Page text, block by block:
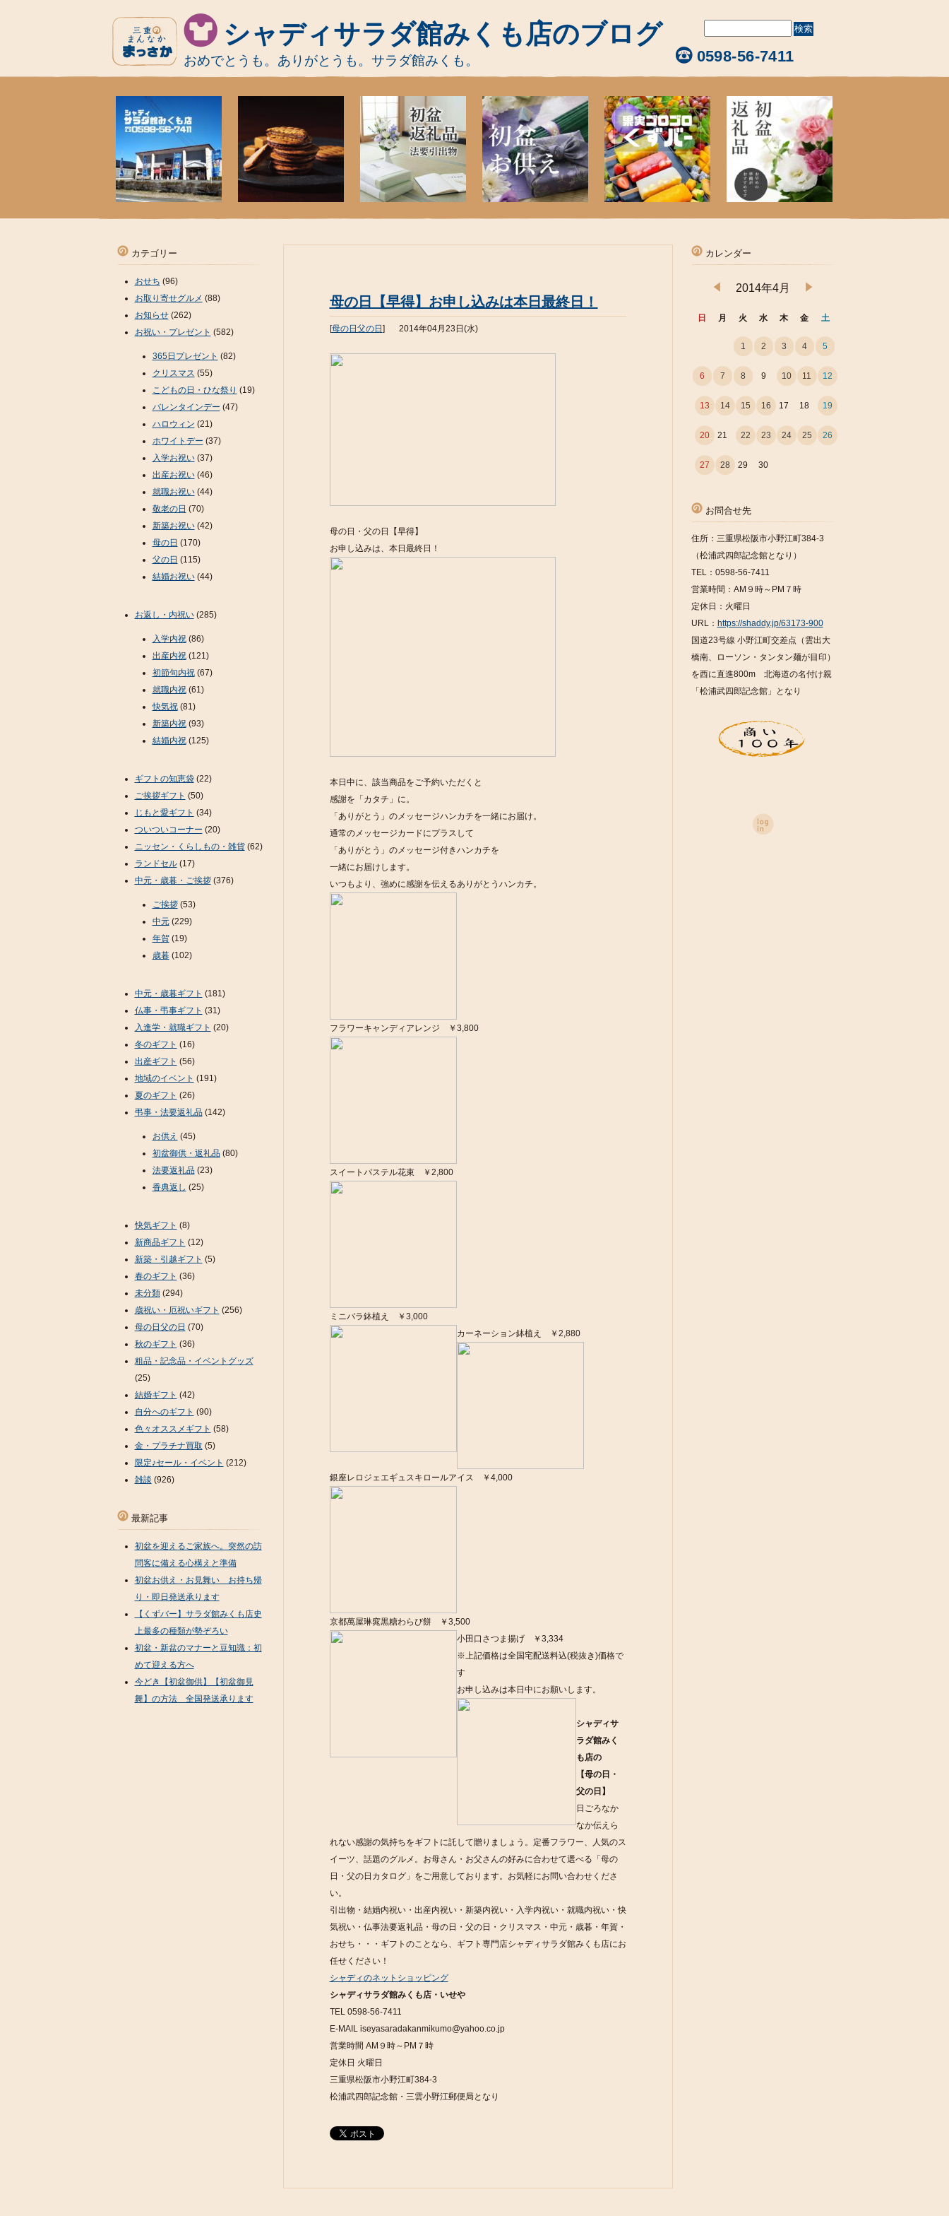
シャディサラダ館みくも店のブログ
おめでとうも。ありがとうも。サラダ館みくも。 0598-56-7411
母の日【早得】お申し込みは本日最終日！
[母の日父の日 ] 2014年04月23日(水)
母の日・父の日【早得】
お申し込みは、本日最終日！
本日中に、該当商品をご予約いただくと
感謝を「カタチ」に。
「ありがとう」のメッセージハンカチを一緒にお届け。
通常のメッセージカードにプラスして
「ありがとう」のメッセージ付きハンカチを
一緒にお届けします。
いつもより、強めに感謝を伝えるありがとうハンカチ。
フラワーキャンディアレンジ ￥3,800
スイートパステル花束 ￥2,800
ミニバラ鉢植え ￥3,000
カーネーション鉢植え ￥2,880
銀座レロジェエギュスキロールアイス ￥4,000
京都萬屋琳窕黒糖わらび餅 ￥3,500
小田口さつま揚げ ￥3,334
※上記価格は全国宅配送料込(税抜き)価格で
す
お申し込みは本日中にお願いします。
シャディサ
ラダ館みく
も店の
【母の日・
父の日】
日ごろなか
なか伝えら
れない感謝の気持ちをギフトに託して贈りましょう。定番フラワー、人気のス
イーツ、話題のグルメ。お母さん・お父さんの好みに合わせて選べる「母の
日・父の日カタログ」をご用意しております。お気軽にお問い合わせくださ
い。
引出物・結婚内祝い・出産内祝い・新築内祝い・入学内祝い・就職内祝い・快
気祝い・仏事法要返礼品・母の日・父の日・クリスマス・中元・歳暮・年賀・
おせち・・・ギフトのことなら、ギフト専門店シャディサラダ館みくも店にお
任せください！
シャディのネットショッピング
シャディサラダ館みくも店・いせや
TEL 0598-56-7411
E-MAIL iseyasaradakanmikumo@yahoo.co.jp
営業時間 AM９時～PM７時
定休日 火曜日
三重県松阪市小野江町384-3
松浦武四郎記念館・三雲小野江郵便局となり
カテゴリー
おせち (96)
お取り寄せグルメ (88)
お知らせ(262)
お祝い・プレゼント (582)
365日プレゼント (82)
クリスマス (55)
こどもの日・ひな祭り (19)
バレンタインデー (47)
ハロウィン (21)
ホワイトデー (37)
入学お祝い(37)
出産お祝い(46)
就職お祝い(44)
敬老の日 (70)
新築お祝い(42)
母の日 (170)
父の日 (115)
結婚お祝い(44)
お返し・内祝い(285)
入学内祝(86)
出産内祝(121)
初節句内祝(67)
就職内祝(61)
快気祝(81)
新築内祝(93)
結婚内祝(125)
ギフトの知恵袋(22)
ご挨拶ギフト (50)
じもと愛ギフト (34)
ついついコーナー (20)
ニッセン・くらしもの・雑貨(62)
ランドセル(17)
中元・歳暮・ご挨拶(376)
ご挨拶(53)
中元(229)
年賀(19)
歳暮(102)
中元・歳暮ギフト (181)
仏事・弔事ギフト (31)
入進学・就職ギフト (20)
冬のギフト (16)
出産ギフト (56)
地域のイベント (191)
夏のギフト (26)
弔事・法要返礼品(142)
お供え (45)
初盆御供・返礼品(80)
法要返礼品(23)
香典返し (25)
快気ギフト (8)
新商品ギフト (12)
新築・引越ギフト (5)
春のギフト (36)
未分類(294)
歳祝い・厄祝いギフト (256)
母の日父の日 (70)
秋のギフト (36)
粗品・記念品・イベントグッズ
(25)
結婚ギフト (42)
自分へのギフト (90)
色々オススメギフト (58)
金・プラチナ買取 (5)
限定♪セール・イベント (212)
雑談 (926)
最新記事
初盆を迎えるご家族へ。突然の訪
問客に備える心構えと準備
初盆お供え・お見舞い お持ち帰
り・即日発送承ります
【くずバー】サラダ館みくも店史
上最多の種類が勢ぞろい
初盆・新盆のマナーと豆知識：初
めて迎える方へ
今どき【初盆御供】【初盆御見
舞】の方法 全国発送承ります
カレンダー
2014年4月
日 月 火 水 木 金 土
1 2 3 4 5
6 7 8 9 10 11 12
13 14 15 16 17 18 19
20 21 22 23 24 25 26
27 28 29 30
お問合せ先
住所：三重県松阪市小野江町384-3
（松浦武四郎記念館となり）
TEL：0598-56-7411
営業時間：AM９時～PM７時
定休日：火曜日
URL： https://shaddy.jp/63173-900
国道23号線 小野江町交差点（雲出大
橋南、ローソン・タンタン麺が目印）
を西に直進800m 北海道の名付け親
「松浦武四郎記念館」となり